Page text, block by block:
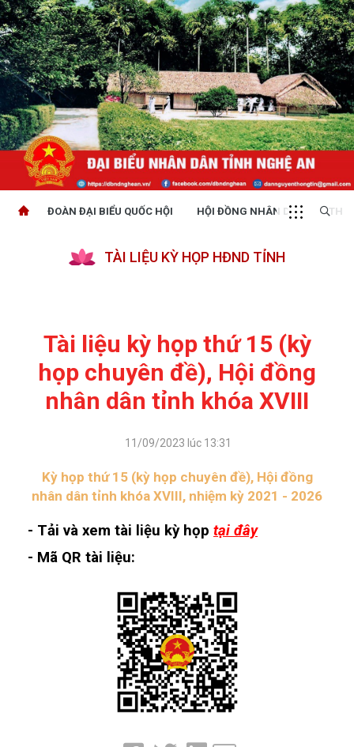
ĐOÀN ĐẠI BIỂU QUỐC HỘI HỘI ĐỒNG NHÂN DÂN
TÀI LIỆU KỲ HỌP HĐND TỈNH
Tài liệu kỳ họp thứ 15 (kỳ
họp chuyên đề), Hội đồng
nhân dân tỉnh khóa XVIII
11/09/2023 lúc 13:31
Kỳ họp thứ 15 (kỳ họp chuyên đề), Hội đồng
nhân dân tỉnh khóa XVIII, nhiệm kỳ 2021 - 2026
- Tải và xem tài liệu kỳ họp tại đây
- Mã QR tài liệu: